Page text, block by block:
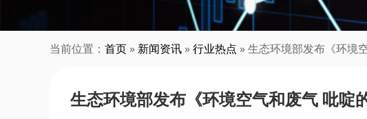
当前位置： 首页 » 新闻资讯 »行业热点 » 生态环境部发布《环境
生态环境部发布《环境空气和废气 吡啶